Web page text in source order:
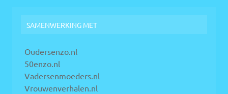
SAMENWERKING MET
Oudersenzo.nl
50enzo.nl
Vadersenmoeders.nl
Vrouwenverhalen.nl